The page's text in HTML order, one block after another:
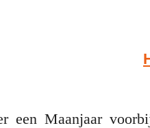
een Maanjaar